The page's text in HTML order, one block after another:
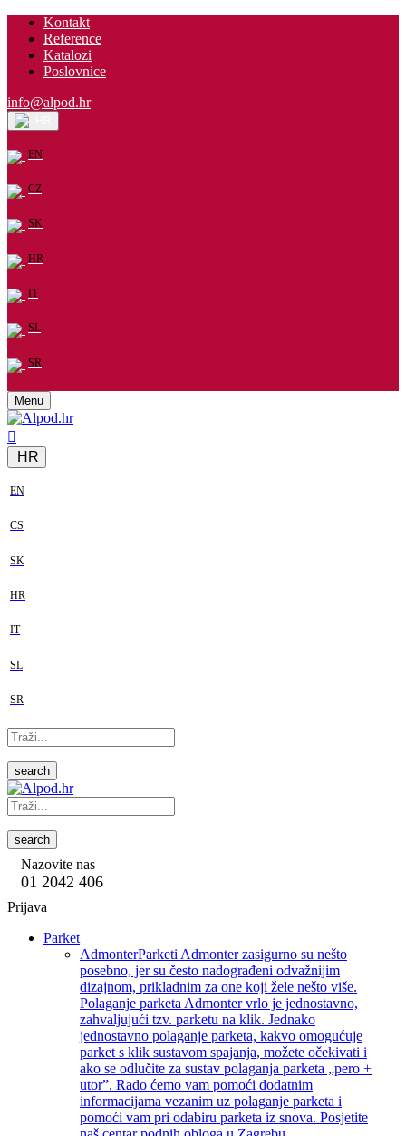
Kontakt
Reference
Katalozi
Poslovnice
info@alpod.hr
EN
CZ
SK
HR
IT
SL
SR
Menu
HR
EN
CS
SK
HR
IT
SL
SR
search
search
Nazovite nas
01 2042 406
Prijava
Parket
AdmonterParketi Admonter zasigurno su nešto
posebno, jer su često nadograđeni odvažnijim
dizajnom, prikladnim za one koji žele nešto više.
Polaganje parketa Admonter vrlo je jednostavno,
zahvaljujući tzv. parketu na klik. Jednako
jednostavno polaganje parketa, kakvo omogućuje
parket s klik sustavom spajanja, možete očekivati i
ako se odlučite za sustav polaganja parketa „pero +
utor”. Rado ćemo vam pomoći dodatnim
informacijama vezanim uz polaganje parketa i
pomoći vam pri odabiru parketa iz snova. Posjetite